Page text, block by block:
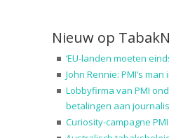
Nieuw op
‘EU-landen moeten
John Rennie: PMI’s
Lobbyfirma van PMI
betalingen aan
Curiosity-campagne